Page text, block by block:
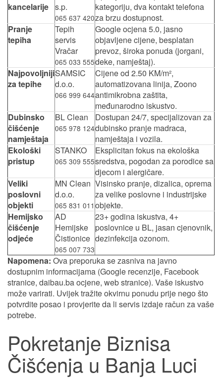
kancelarije s.p.
065 637 420
kategoriju, dva kontakt telefona
za brzu dostupnost.
Pranje
tepiha
Tepih
servis
Vračar
065 033 555
Google ocjena 5.0, jasno
objavljene cijene, besplatan
prevoz, široka ponuda (jorgani,
deke, namještaj).
Najpovoljniji
za tepihe
SAMSIC
d.o.o.
066 999 644
Cijene od 2.50 KM/m²,
automatizovana linija, Zoono
antimikrobna zaštita,
međunarodno iskustvo.
Dubinsko
čišćenje
namještaja
BL Clean
065 978 124
Dostupan 24/7, specijalizovan za
dubinsko pranje madraca,
namještaja i vozila.
Ekološki
pristup
STANKO
065 309 555
Eksplicitan fokus na ekološka
sredstva, pogodan za porodice sa
djecom i alergičare.
Veliki
poslovni
objekti
MN Clean
d.o.o.
065 831 011
Visinsko pranje, dizalica, oprema
za velike poslovne i industrijske
objekte.
Hemijsko
čišćenje
odjeće
AD
Hemijske
Čistionice
065 007 733
23+ godina iskustva, 4+
poslovnice u BL, jasan cjenovnik,
dezinfekcija ozonom.
Napomena: Ova preporuka se zasniva na javno
dostupnim informacijama (Google recenzije, Facebook
stranice, daibau.ba ocjene, web stranice). Vaše iskustvo
može varirati. Uvijek tražite okvirnu ponudu prije nego što
potvrdite posao i provjerite da li servis izdaje račun za vaše
potrebe.
Pokretanje Biznisa
Čišćenja u Banja Luci